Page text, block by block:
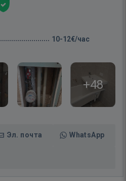
10-12€/час
+48
Эл. почта WhatsApp